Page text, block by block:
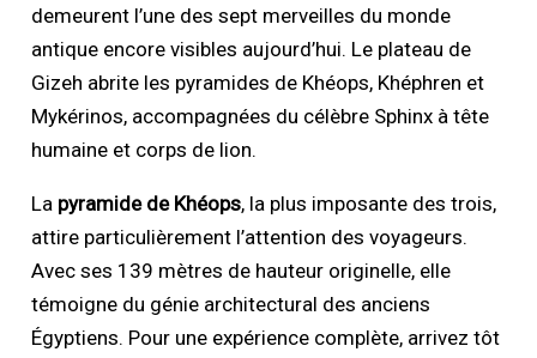
demeurent l’une des sept merveilles du monde
antique encore visibles aujourd’hui. Le plateau de
Gizeh abrite les pyramides de Khéops, Khéphren et
Mykérinos, accompagnées du célèbre Sphinx à tête
humaine et corps de lion.
La pyramide de Khéops, la plus imposante des trois,
attire particulièrement l’attention des voyageurs.
Avec ses 139 mètres de hauteur originelle, elle
témoigne du génie architectural des anciens
Égyptiens. Pour une expérience complète, arrivez tôt